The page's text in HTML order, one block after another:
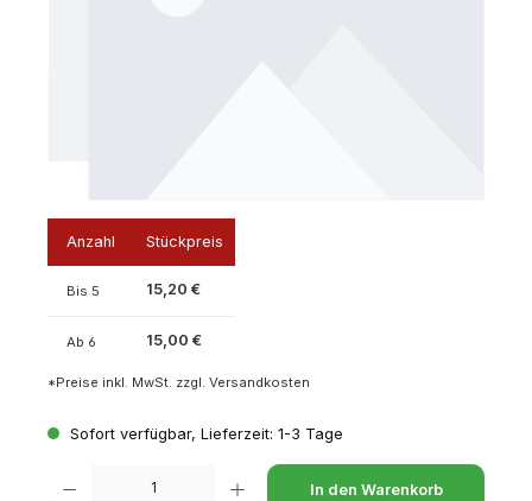
Anzahl Stückpreis
Bis 5 15,20 €
Ab 6 15,00 €
*Preise inkl. MwSt. zzgl. Versandkosten
Sofort verfügbar, Lieferzeit: 1-3 Tage
Produkt Anzahl: Gib den gewünschten Wert ein oder benutze die
In den Warenkorb